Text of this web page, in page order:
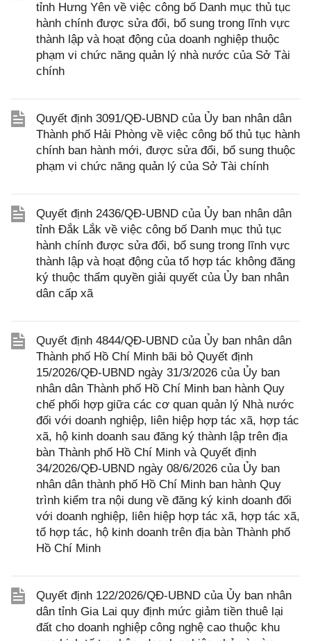
tỉnh Hưng Yên về việc công bố Danh mục thủ tục
hành chính được sửa đổi, bổ sung trong lĩnh vực
thành lập và hoạt động của doanh nghiệp thuộc
phạm vi chức năng quản lý nhà nước của Sở Tài
chính
Quyết định 3091/QĐ-UBND của Ủy ban nhân dân
Thành phố Hải Phòng về việc công bố thủ tục hành
chính ban hành mới, được sửa đổi, bổ sung thuộc
phạm vi chức năng quản lý của Sở Tài chính
Quyết định 2436/QĐ-UBND của Ủy ban nhân dân
tỉnh Đắk Lắk về việc công bố Danh mục thủ tục
hành chính được sửa đổi, bổ sung trong lĩnh vực
thành lập và hoạt động của tổ hợp tác không đăng
ký thuộc thẩm quyền giải quyết của Ủy ban nhân
dân cấp xã
Quyết định 4844/QĐ-UBND của Ủy ban nhân dân
Thành phố Hồ Chí Minh bãi bỏ Quyết định
15/2026/QĐ-UBND ngày 31/3/2026 của Ủy ban
nhân dân Thành phố Hồ Chí Minh ban hành Quy
chế phối hợp giữa các cơ quan quản lý Nhà nước
đối với doanh nghiệp, liên hiệp hợp tác xã, hợp tác
xã, hộ kinh doanh sau đăng ký thành lập trên địa
bàn Thành phố Hồ Chí Minh và Quyết định
34/2026/QĐ-UBND ngày 08/6/2026 của Ủy ban
nhân dân thành phố Hồ Chí Minh ban hành Quy
trình kiểm tra nội dung về đăng ký kinh doanh đối
với doanh nghiệp, liên hiệp hợp tác xã, hợp tác xã,
tổ hợp tác, hộ kinh doanh trên địa bàn Thành phố
Hồ Chí Minh
Quyết định 122/2026/QĐ-UBND của Ủy ban nhân
dân tỉnh Gia Lai quy định mức giảm tiền thuê lại
đất cho doanh nghiệp công nghệ cao thuộc khu